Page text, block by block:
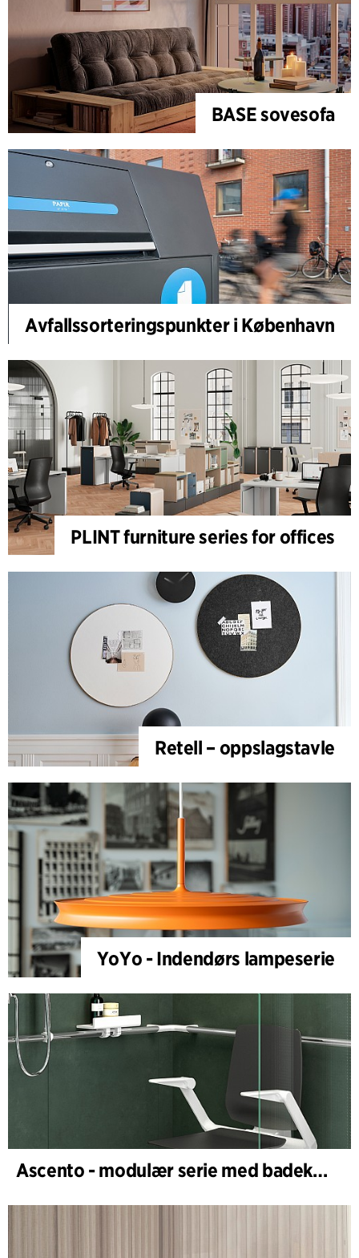
BASE sovesofa
Avfallssorteringspunkter i København
PLINT furniture series for offices
Retell – oppslagstavle
YoYo - Indendørs lampeserie
Ascento - modulær serie med badekar- og dusjstoler